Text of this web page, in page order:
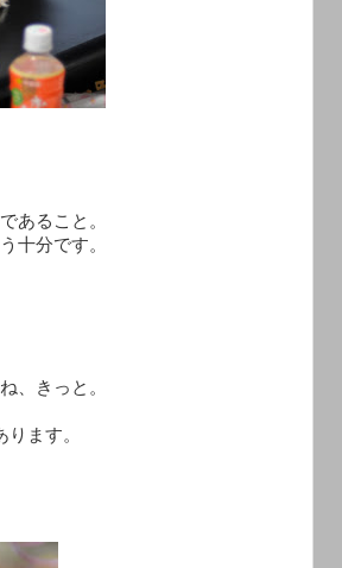
あること。
十分です。
、きっと。
ます。